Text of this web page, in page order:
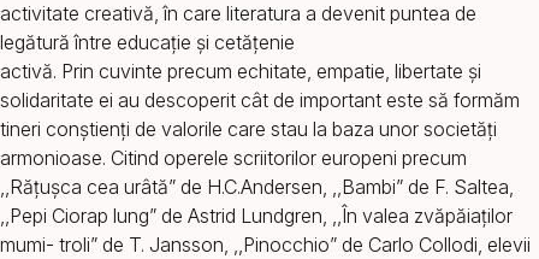
activitate creativă, în care literatura a devenit puntea de
legătură între educație și cetățenie
activă. Prin cuvinte precum echitate, empatie, libertate și
solidaritate ei au descoperit cât de important este să formăm
tineri conștienți de valorile care stau la baza unor societăți
armonioase. Citind operele scriitorilor europeni precum
,,Rățușca cea urâtă” de H.C.Andersen, ,,Bambi” de F. Saltea,
,,Pepi Ciorap lung” de Astrid Lundgren, ,,În valea zvăpăiaților
mumi- troli” de T. Jansson, ,,Pinocchio” de Carlo Collodi, elevii